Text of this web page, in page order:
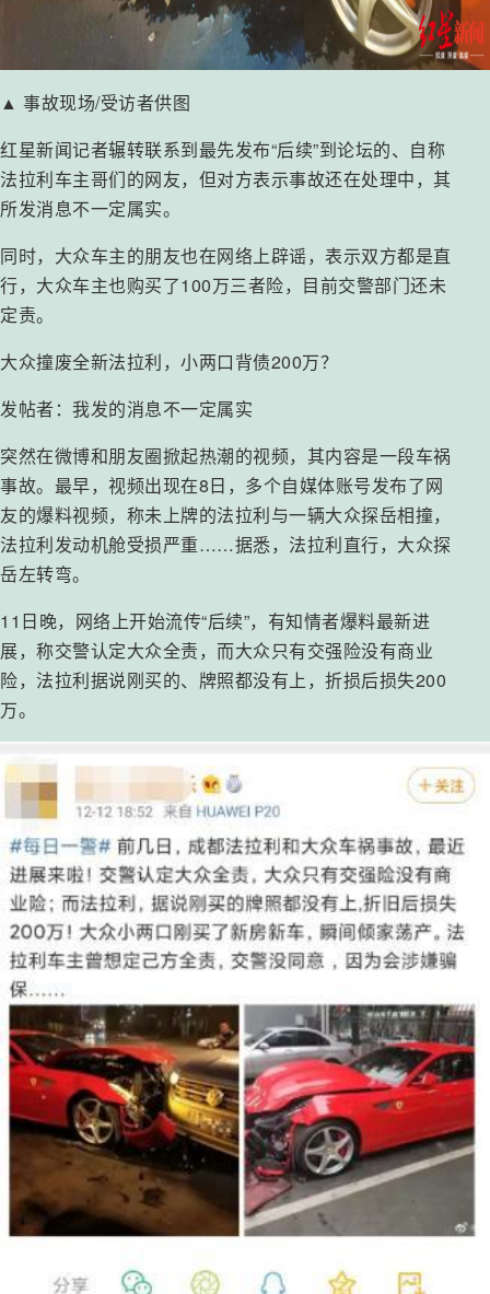
▲ 事故现场/受访者供图
红星新闻记者辗转联系到最先发布“后续”到论坛的、自称
法拉利车主哥们的网友，但对方表示事故还在处理中，其
所发消息不一定属实。
同时，大众车主的朋友也在网络上辟谣，表示双方都是直
行，大众车主也购买了100万三者险，目前交警部门还未
定责。
大众撞废全新法拉利，小两口背债200万？
发帖者：我发的消息不一定属实
突然在微博和朋友圈掀起热潮的视频，其内容是一段车祸
事故。最早，视频出现在8日，多个自媒体账号发布了网
友的爆料视频，称未上牌的法拉利与一辆大众探岳相撞，
法拉利发动机舱受损严重……据悉，法拉利直行，大众探
岳左转弯。
11日晚，网络上开始流传“后续”，有知情者爆料最新进
展，称交警认定大众全责，而大众只有交强险没有商业
险，法拉利据说刚买的、牌照都没有上，折损后损失200
万。